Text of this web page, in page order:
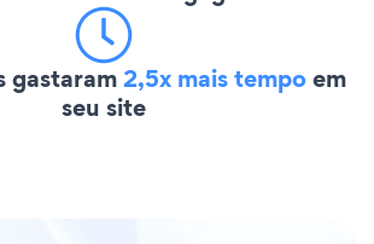
gastaram2,5x mais tempoem
seu site